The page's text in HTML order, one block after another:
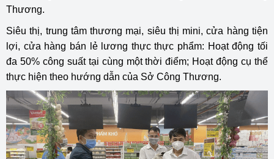
Thương.
Siêu thị, trung tâm thương mại, siêu thị mini, cửa hàng tiện
lợi, cửa hàng bán lẻ lương thực thực phẩm: Hoạt động tối
đa 50% công suất tại cùng một thời điểm; Hoạt động cụ thể
thực hiện theo hướng dẫn của Sở Công Thương.